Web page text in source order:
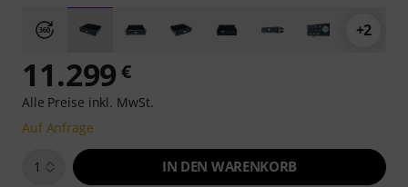
+2
11.299 €
Alle Preise inkl. MwSt.
Auf Anfrage
1 IN DEN WARENKORB